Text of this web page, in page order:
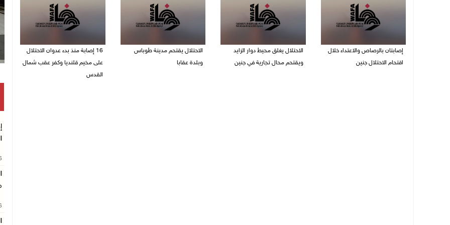
إصابتان بالرصاص والاعتداء خلال
اقتحام الاحتلال جنين
الاحتلال يغلق محيط دوار الزايد
ويقتحم محال تجارية في جنين
الاحتلال يقتحم مدينة طوباس
وبلدة عقابا
16 إصابة منذ بدء عدوان الاحتلال
على مخيم قلنديا وكفر عقب شمال
القدس